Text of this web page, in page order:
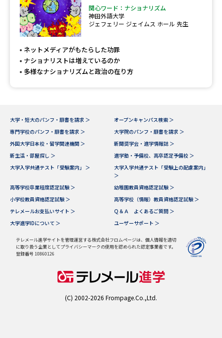
新生活お役立ちガイド
学問発見
学問のミニ講義「夢ナビ講義」 学問分野解説
学問の教科書 夢ナビライブ
ユーザーサポート
Ｑ＆Ａ よくあるご質問 大学進学IDについて
資料の料金の
受付内容・発送状況の確認
テレメール
テレメール進学カタログ
関心ワード：ナショナリズム
神田外語大学
ジェフェリー ジェイムス ホール 先生
ネットメディアがもたらした功罪
ナショナリストは増えているのか
多様なナショナリズムと政治の在り方
大学・短大のパンフ・願書を請求 ＞
オープンキャンパス検索 ＞
専門学校のパンフ・願書を請求 ＞
大学院のパンフ・願書を請求 ＞
外国大学日本校・留学関連機関 ＞
新聞奨学会・進学情報誌 ＞
新生活・部屋探し ＞
進学塾・予備校、高卒認定予備校 ＞
大学入学共通テスト「受験案内」 ＞
大学入学共通テスト「受験上の配慮案内」
＞
高等学校卒業程度認定試験 ＞
幼稚園教員資格認定試験 ＞
小学校教員資格認定試験 ＞
高等学校（情報）教員資格認定試験 ＞
テレメールお支払いサイト ＞
Ｑ＆Ａ よくあるご質問 ＞
大学進学IDについて ＞
ユーザーサポート ＞
テレメール進学サイトを管理運営する株式会社フロムページは、個人情報を適切
に取り扱う企業としてプライバシーマークの使用を認められた認定事業者です。
登録番号 10860126
(C) 2002-2026 Frompage.Co.,Ltd.